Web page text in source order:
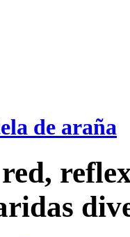
de araña